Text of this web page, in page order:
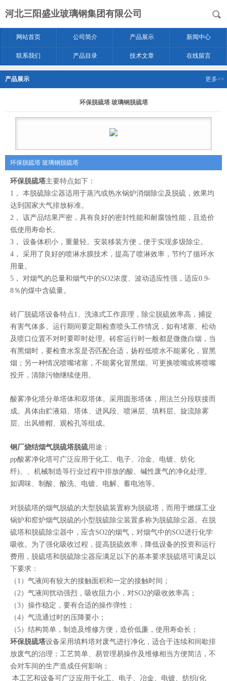
河北三阳盛业玻璃钢集团有限公司
网站首页 公司简介 产品展示 新闻中心
联系我们 产品目录 技术文章 在线留言
产品展示 更多>>
环保脱硫塔 玻璃钢脱硫塔
环保脱硫塔 玻璃钢脱硫塔
环保脱硫塔主要特点如下：
1， 本脱硫除尘器适用于蒸汽或热水锅炉消烟除尘及脱硫，效果均
达到国家大气排放标准。
2， 该产品结果严密，具有良好的密封性能和耐腐蚀性能，且造价
低使用寿命长。
3， 设备体积小，重量轻。安装移装方便，便于实现多级除尘。
4， 采用了良好的喷淋水膜技术，提高了喷淋效率，节约了循环水
用量。
5， 对烟气的总量和烟气中的SO2浓度、波动适应性强，适应0.9-
8％的煤中含硫量。
砖厂脱硫塔设备特点1、洗涤式工作原理，除尘脱硫效率高，捕捉
有害气体多。运行期间要定期检查喷头工作情况，如有堵塞、松动
及喷口位置不对时要即时处理。砖窑运行时一般都是微微白烟，当
有黑烟时，要检查水泵是否匹配合适，扬程低喷水不能雾化，冒黑
烟；另一种情况喷嘴堵塞，不能雾化冒黑烟。可更换喷嘴或将喷嘴
投开，清除污物继续使用。
酸雾净化塔分单塔体和双塔体。采用圆形塔体，用法兰分段联接而
成。具体由贮液箱、塔体、进风段、喷淋层、填料层、旋流除雾
层、出风锥帽、观检孔等组成。
钢厂烧结烟气脱硫塔脱硫用途：
pp酸雾净化塔可广泛应用于化工、电子、冶金、电镀、纺化
纤)、、机械制造等行业过程中排放的酸、碱性废气的净化处理。
如调味、制酸、酸洗、电镀、电解、蓄电池等。
对脱硫塔的烟气脱硫的大型脱硫装置称为脱硫塔，而用于燃煤工业
锅炉和窑炉烟气脱硫的小型脱硫除尘装置多称为脱硫除尘器。在脱
硫塔和脱硫除尘器中，应含SO2的烟气，对烟气中的SO2进行化学
吸收。为了强化吸收过程，提高脱硫效率，降低设备的投资和运行
费用，脱硫塔和脱硫除尘器应满足以下的基本要求脱硫塔可满足以
下要求：
（1）气液间有较大的接触面积和一定的接触时间；
（2）气液间扰动强烈，吸收阻力小，对SO2的吸收效率高；
（3）操作稳定，要有合适的操作弹性；
（4）气流通过时的压降要小；
（5）结构简单，制造及维修方便，造价低廉，使用寿命长；
环保脱硫塔设备采用填料塔对废气进行净化，适合于连续和间歇排
放废气的治理；工艺简单、易管理易操作及维修相当方便简洁，不
会对车间的生产造成任何影响；
本工艺和设备可广泛应用于化工、电子、冶金、电镀、纺织(化